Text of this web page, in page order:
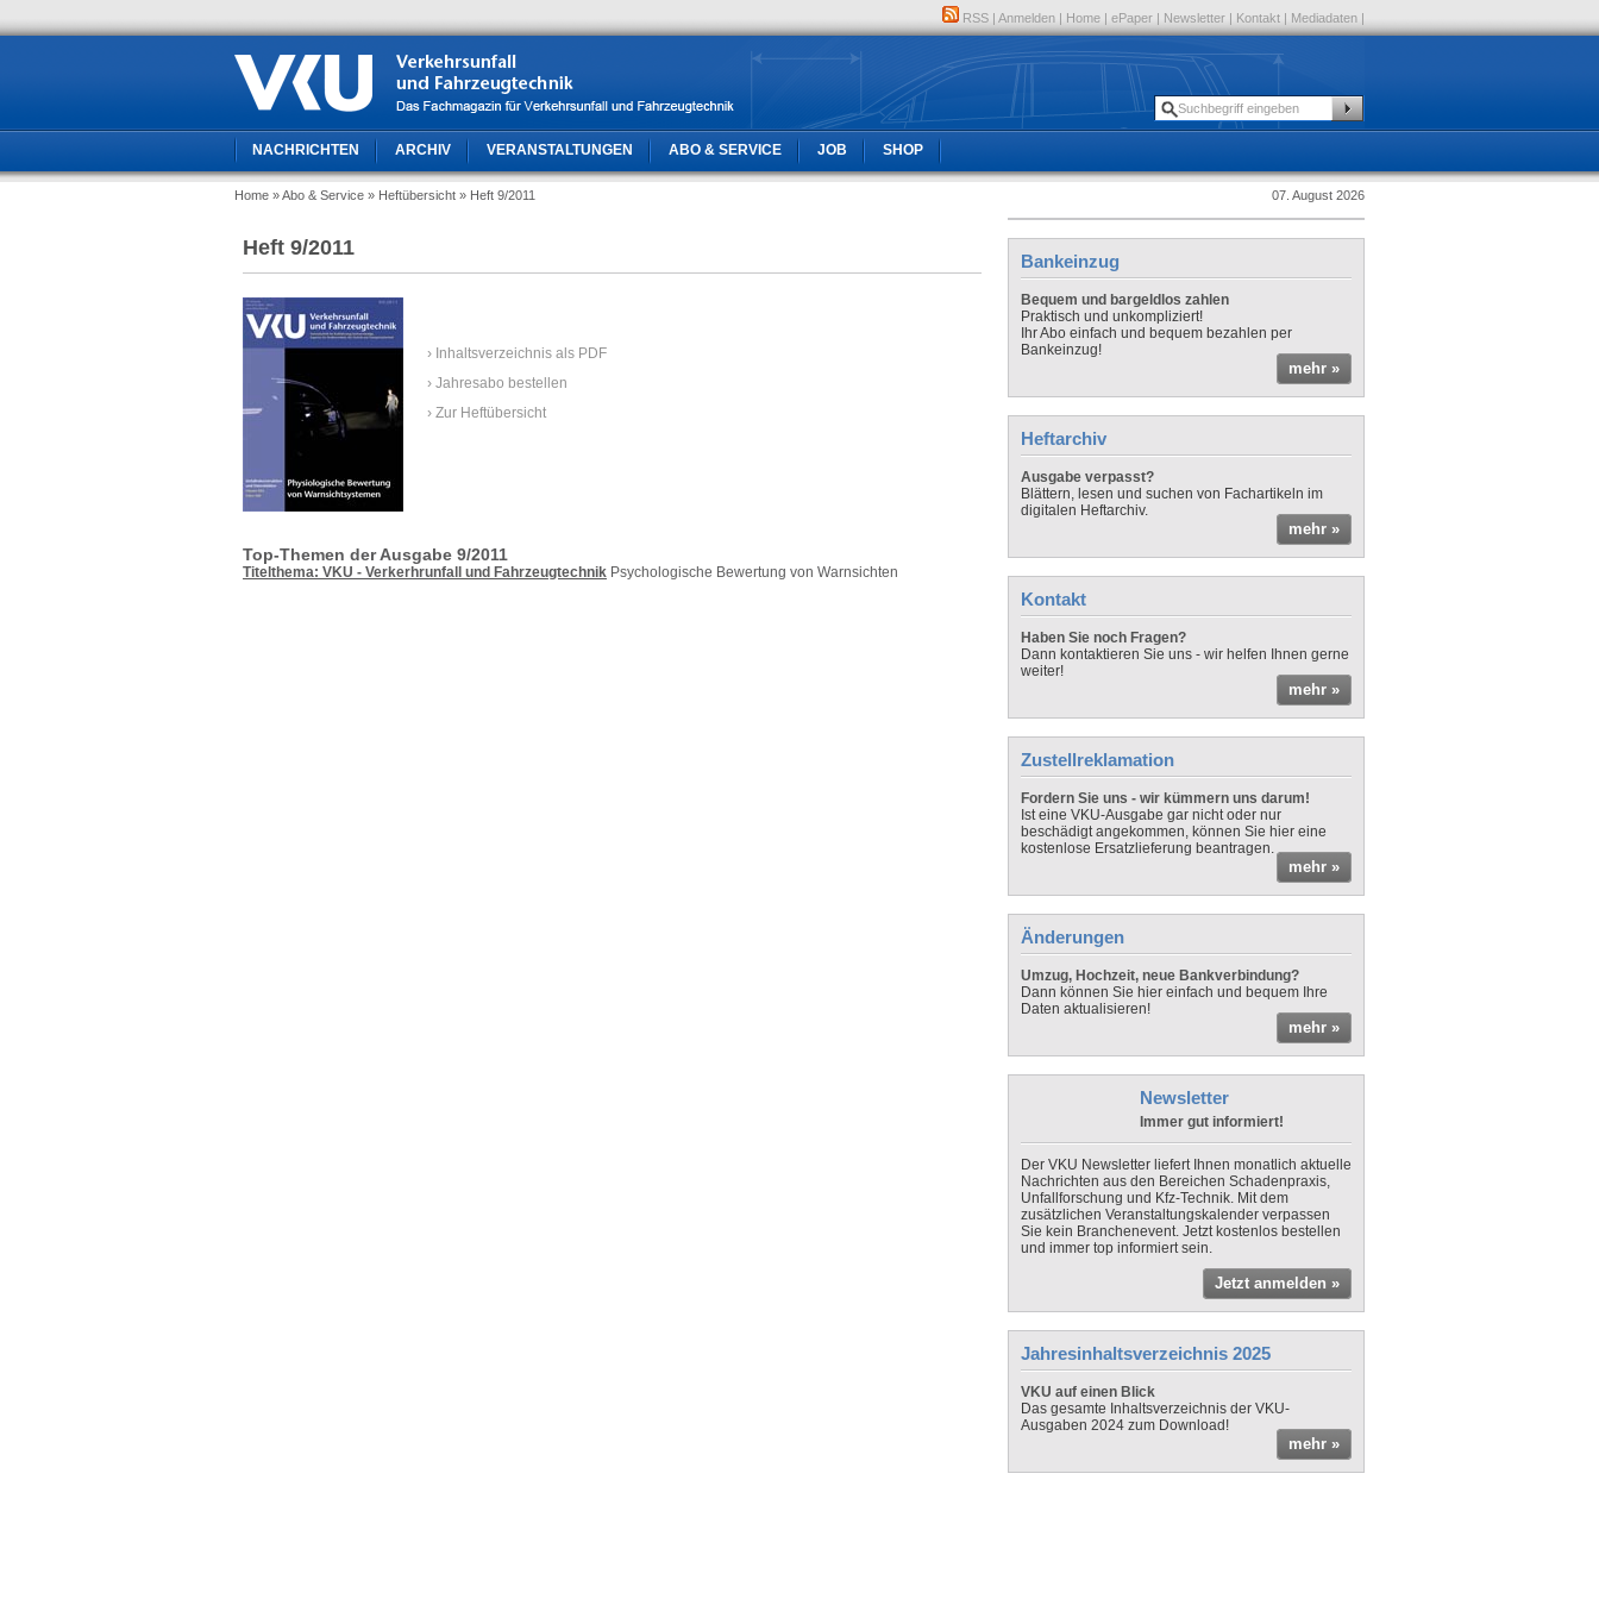
RSS | Anmelden | Home | ePaper | Newsletter | Kontakt | Mediadaten |
NACHRICHTEN ARCHIV VERANSTALTUNGEN ABO & SERVICE JOB SHOP
Home » Abo & Service » Heftübersicht » Heft 9/2011 07. August 2026
Heft 9/2011
› Inhaltsverzeichnis als PDF
› Jahresabo bestellen
› Zur Heftübersicht
Top-Themen der Ausgabe 9/2011
Titelthema: VKU - Verkerhrunfall und Fahrzeugtechnik Psychologische Bewertung von Warnsichten
Bankeinzug
Bequem und bargeldlos zahlen
Praktisch und unkompliziert!
Ihr Abo einfach und bequem bezahlen per
Bankeinzug!
mehr »
Heftarchiv
Ausgabe verpasst?
Blättern, lesen und suchen von Fachartikeln im
digitalen Heftarchiv.
mehr »
Kontakt
Haben Sie noch Fragen?
Dann kontaktieren Sie uns - wir helfen Ihnen gerne
weiter!
mehr »
Zustellreklamation
Fordern Sie uns - wir kümmern uns darum!
Ist eine VKU-Ausgabe gar nicht oder nur
beschädigt angekommen, können Sie hier eine
kostenlose Ersatzlieferung beantragen.
mehr »
Änderungen
Umzug, Hochzeit, neue Bankverbindung?
Dann können Sie hier einfach und bequem Ihre
Daten aktualisieren!
mehr »
Newsletter
Immer gut informiert!
Der VKU Newsletter liefert Ihnen monatlich aktuelle
Nachrichten aus den Bereichen Schadenpraxis,
Unfallforschung und Kfz-Technik. Mit dem
zusätzlichen Veranstaltungskalender verpassen
Sie kein Branchenevent. Jetzt kostenlos bestellen
und immer top informiert sein.
Jetzt anmelden »
Jahresinhaltsverzeichnis 2025
VKU auf einen Blick
Das gesamte Inhaltsverzeichnis der VKU-
Ausgaben 2024 zum Download!
mehr »